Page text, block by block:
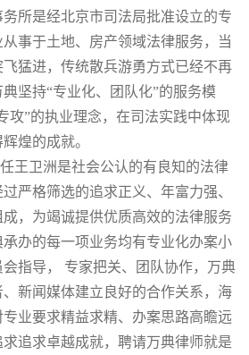
所是经北京市司法局批准设立的专
事于土地、房产领域法律服务，当
猛进，传统散兵游勇方式已经不再
坚持“专业化、团队化”的服务模
攻”的执业理念，在司法实践中体现
煌的成就。
卫洲是社会公认的有良知的法律
严格筛选的追求正义、年富力强、
，为竭诚提供优质高效的法律服务
办的每一项业务均有专业化办案小
指导， 专家把关、团队协作，万典
新闻媒体建立良好的合作关系，海
业要求精益求精、办案思路高瞻远
追求卓越成就，聘请万典律师就是